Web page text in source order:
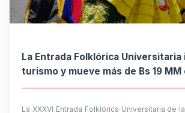
La Entrada Folklórica Universitaria
turismo y mueve más de Bs 19 MM
La XXXVI Entrada Folklórica Universitaria de